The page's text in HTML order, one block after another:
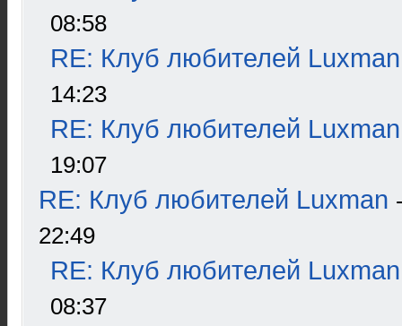
08:58
RE: Клуб любителей Luxman
14:23
RE: Клуб любителей Luxman
19:07
RE: Клуб любителей Luxman
22:49
RE: Клуб любителей Luxman
08:37